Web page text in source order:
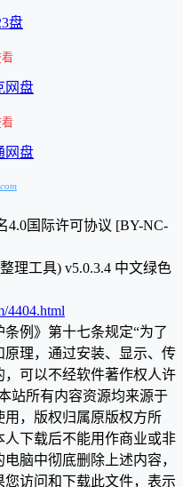
盘
网盘
网盘
4.0国际许可协议 [BY-NC-
理工具) v5.0.3.4 中文绿色
4404.html
例》第十七条规定“为了
理，通过安装、显示、传
可以不经软件著作权人许
站所有内容资源均来源于
用，版权归属原版权方所
下载后不能用作商业或非
脑中彻底删除上述内容，
访问和下载此文件，表示